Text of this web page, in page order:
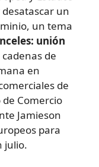
un
un tema
unión
de
en
de
Comercio
Jamieson
para
julio.